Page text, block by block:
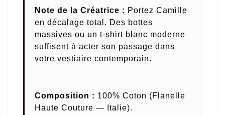
Note de la Créatrice : Portez Camille
en décalage total. Des bottes
massives ou un t-shirt blanc moderne
suffisent à acter son passage dans
votre vestiaire contemporain.
Composition : 100% Coton (Flanelle
Haute Couture — Italie).